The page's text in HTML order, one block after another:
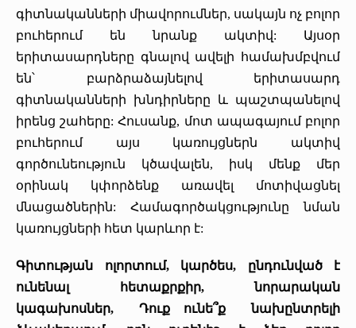
գիտնականների միավորումներ, սակայն ոչ բոլոր
բուհերում են նրանք ակտիվ: Այսօր
երիտասարդները գնալով ավելի համախմբվում
են՝ բարձրաձայնելով երիտասարդ
գիտնականների խնդիրները և պաշտպանելով
իրենց շահերը: Հուսանք, մոտ ապագայում բոլոր
բուհերում այս կառույցներն ակտիվ
գործունեություն կծավալեն, իսկ մենք մեր
օրինակ կփորձենք առավել մոտիվացնել
մնացածներին: Համագործակցությունը նման
կառույցների հետ կարևոր է:
Գիտության ոլորտում, կարծես, ընդունված է
ունենալ հետաքրքիր, նորարական
կագախոսներ, Դուք ունե՞ք նախընտրելի